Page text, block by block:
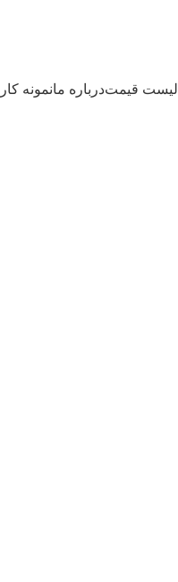
لیست قیمتدرباره مانمونه کار